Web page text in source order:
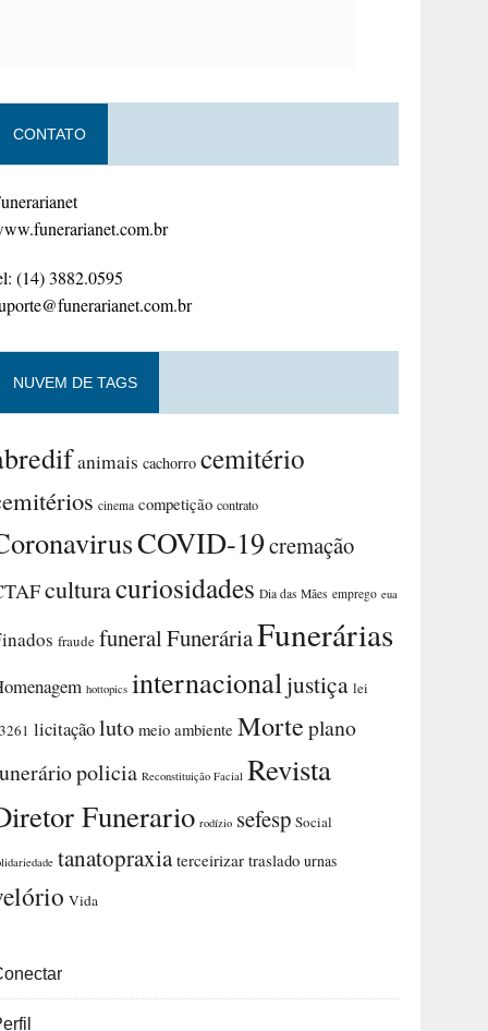
CONTATO
(14) 3882.0595
NUVEM DE TAGS
animais cachorro cemitério
cinema competição contrato
COVID-19cremação
culturacuriosidades Dia das Mães emprego eua
fraude funeralFuneráriaFunerárias
hottopics internacionaljustiça lei
licitaçãoluto meio ambiente Morteplano
policia Reconstituição Facial Revista
Funerario rodízio sefesp Social
tanatopraxia terceirizar traslado urnas
Vida